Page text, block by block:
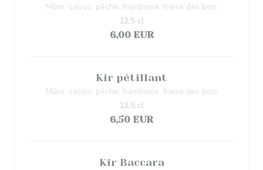
Mûre, cassis, pêche, framboise, fraise des bois
6,00 EUR
12,5 cl
Kir pétillant
Mûre, cassis, pêche, framboise, fraise des bois
6,50 EUR
12,5 cl
Kir Baccara